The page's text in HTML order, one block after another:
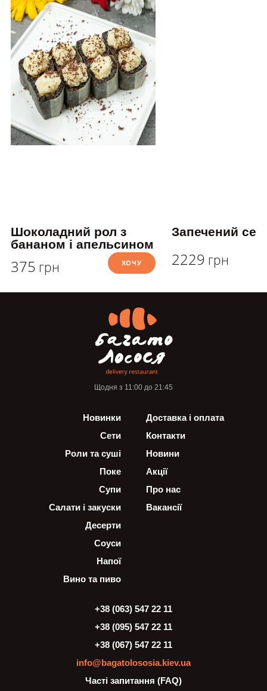
Шоколадний рол з
бананом і апельсином
375 грн ХОЧУ
Запечений сет
2229 грн
Щодня з 11:00 до 21:45
Новинки
Сети
Роли та суші
Поке
Супи
Салати і закуски
Десерти
Соуси
Напої
Вино та пиво
Доставка і оплата
Контакти
Новини
Акції
Про нас
Вакансії
+38 (063) 547 22 11
+38 (095) 547 22 11
+38 (067) 547 22 11
info@bagatolososia.kiev.ua
Часті запитання (FAQ)